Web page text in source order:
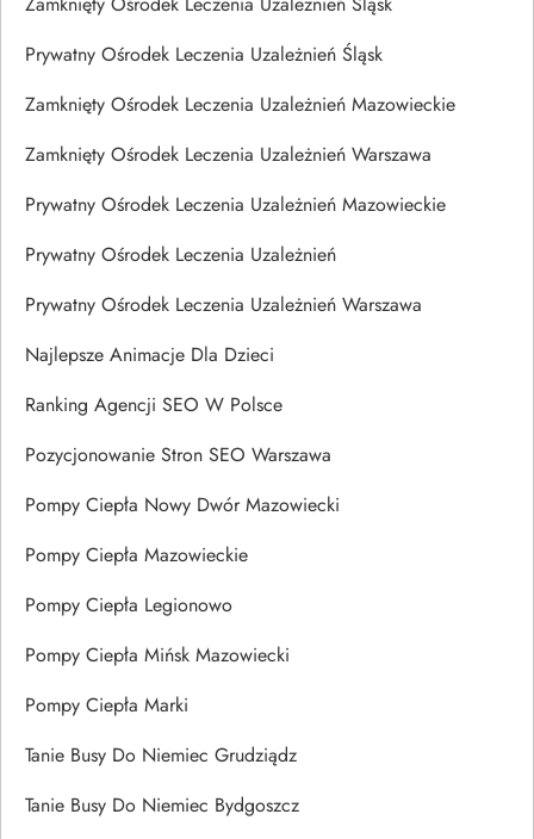
Prywatny Ośrodek Leczenia Uzależnień Śląsk
Zamknięty Ośrodek Leczenia Uzależnień Mazowieckie
Zamknięty Ośrodek Leczenia Uzależnień Warszawa
Prywatny Ośrodek Leczenia Uzależnień Mazowieckie
Prywatny Ośrodek Leczenia Uzależnień
Prywatny Ośrodek Leczenia Uzależnień Warszawa
Najlepsze Animacje Dla Dzieci
Ranking Agencji SEO W Polsce
Pozycjonowanie Stron SEO Warszawa
Pompy Ciepła Nowy Dwór Mazowiecki
Pompy Ciepła Mazowieckie
Pompy Ciepła Legionowo
Pompy Ciepła Mińsk Mazowiecki
Pompy Ciepła Marki
Tanie Busy Do Niemiec Grudziądz
Tanie Busy Do Niemiec Bydgoszcz